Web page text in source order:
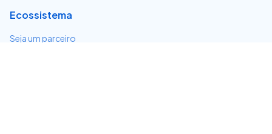
Ecossistema
Seja um parceiro